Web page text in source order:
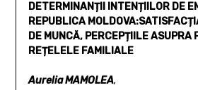
DETERMINANȚII INTENȚIILOR DE
REPUBLICA MOLDOVA:
DE MUNCĂ, PERCEPȚIILEASUPRA
REȚELELE FAMILIALE
Aurelia MAMOLEA,